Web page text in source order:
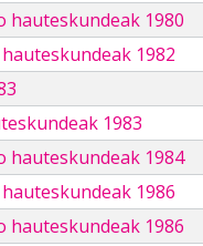
hauteskundeak 1980
1982
1983
hauteskundeak 1984
1986
hauteskundeak 1986